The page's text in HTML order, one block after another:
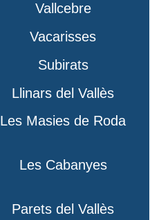
Vallcebre
Vacarisses
Subirats
Llinars del Vallès
Les Masies de Roda
Les Cabanyes
Parets del Vallès